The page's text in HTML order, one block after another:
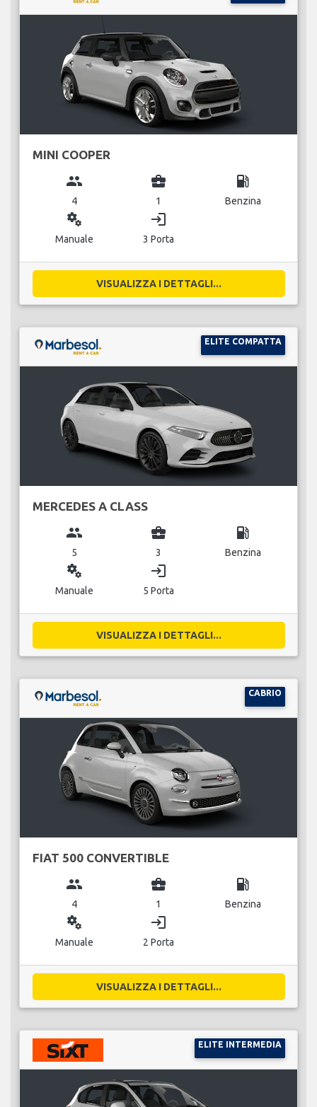
MINI COOPER
group
4
business_center
1
local_gas_station
Benzina
miscellaneous_services
Manuale
login
3 Porta
VISUALIZZA I DETTAGLI...
ELITE COMPATTA
MERCEDES A CLASS
group
5
business_center
3
local_gas_station
Benzina
miscellaneous_services
Manuale
login
5 Porta
VISUALIZZA I DETTAGLI...
CABRIO
FIAT 500 CONVERTIBLE
group
4
business_center
1
local_gas_station
Benzina
miscellaneous_services
Manuale
login
2 Porta
VISUALIZZA I DETTAGLI...
ELITE INTERMEDIA